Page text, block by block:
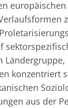
konzentriert
aus der